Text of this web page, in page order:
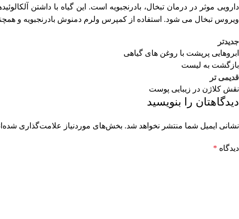
دارویی موثر در درمان تبخال، بادرنجبویه است. این گیاه با داشتن
ویروس تبخال می شود. استفاده از کمپرس ولرم دمنوش بادرنجبویه و
جدیدتر
ابروهایی پرپشت با روغن های گیاهی
بازگشت به لیست
قدیمی تر
نقش کلاژن در زیبایی پوست
دیدگاهتان را بنویسید
نشانی ایمیل شما منتشر نخواهد شد. بخش‌های موردنیاز علامت‌گذاری
دیدگاه *